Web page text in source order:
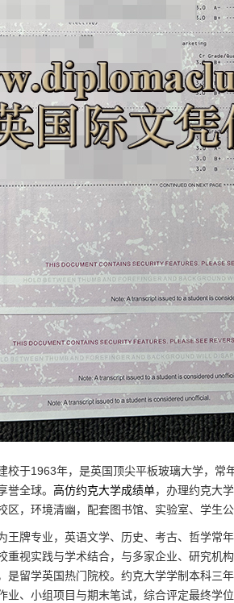
校于1963年，是英国顶尖平板玻璃大学，常
誉全球。 高仿约克大学成绩单，办理约克大
区，环境清幽，配套图书馆、实验室、学生
王牌专业，英语文学、历史、考古、哲学常
重视实践与学术结合，与多家企业、研究机
是留学英国热门院校。约克大学学制本科三
、小组项目与期末笔试，综合评定最终学位